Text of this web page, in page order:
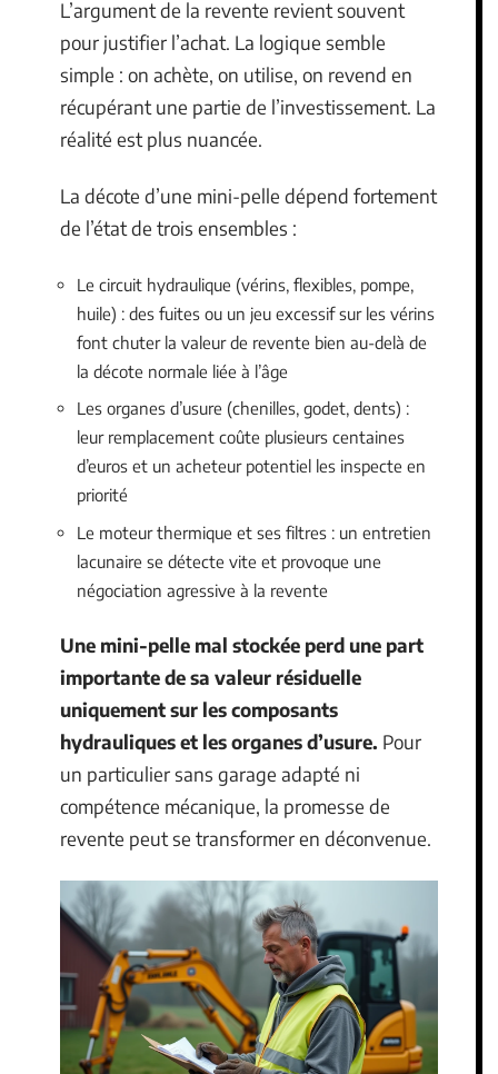
L’argument de la revente revient souvent
pour justifier l’achat. La logique semble
simple : on achète, on utilise, on revend en
récupérant une partie de l’investissement. La
réalité est plus nuancée.
La décote d’une mini-pelle dépend fortement
de l’état de trois ensembles :
Le circuit hydraulique (vérins, flexibles, pompe,
huile) : des fuites ou un jeu excessif sur les vérins
font chuter la valeur de revente bien au-delà de
la décote normale liée à l’âge
Les organes d’usure (chenilles, godet, dents) :
leur remplacement coûte plusieurs centaines
d’euros et un acheteur potentiel les inspecte en
priorité
Le moteur thermique et ses filtres : un entretien
lacunaire se détecte vite et provoque une
négociation agressive à la revente
Une mini-pelle mal stockée perd une part
importante de sa valeur résiduelle
uniquement sur les composants
hydrauliques et les organes d’usure. Pour
un particulier sans garage adapté ni
compétence mécanique, la promesse de
revente peut se transformer en déconvenue.